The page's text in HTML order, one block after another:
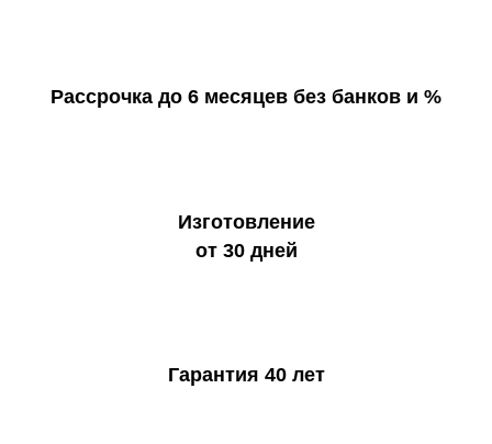
Рассрочка до 6 месяцев без банков и %
Изготовление
от 30 дней
Гарантия 40 лет